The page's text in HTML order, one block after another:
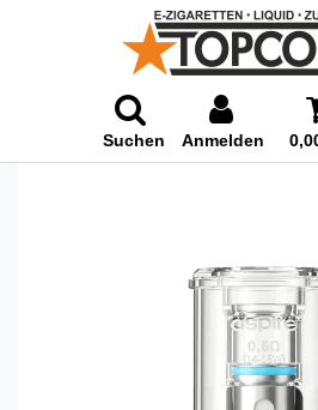
Suchen Anmelden